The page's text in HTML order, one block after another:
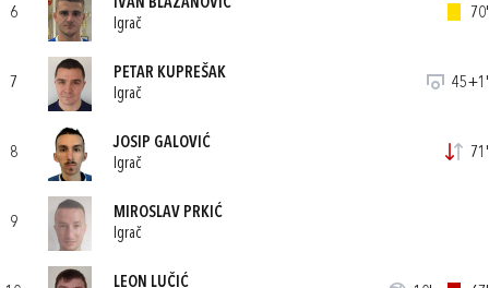
6
IVAN BLAŽANOVIĆ
Igrač
70'
7
PETAR KUPREŠAK
Igrač
45+1'
8
JOSIP GALOVIĆ
Igrač
71'
9
MIROSLAV PRKIĆ
Igrač
LEON LUČIĆ